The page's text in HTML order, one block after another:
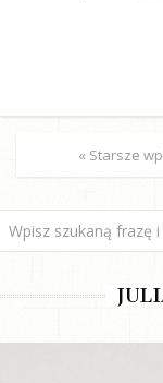
« Starsze